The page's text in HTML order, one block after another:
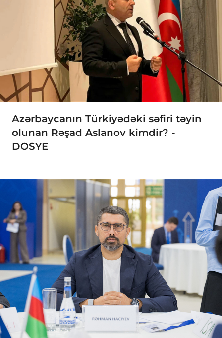
Azərbaycanın Türkiyədəki səfiri təyin
olunan Rəşad Aslanov kimdir? -
DOSYE